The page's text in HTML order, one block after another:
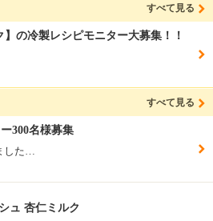
すべて見る
の冷製レシピモニター大募集！！
すべて見る
300名様募集
した…
ュ 杏仁ミルク